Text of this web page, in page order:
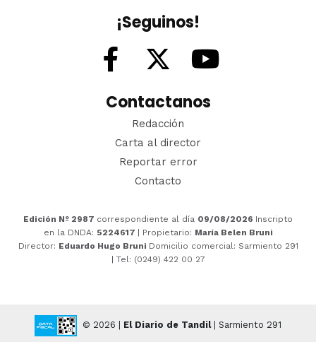
¡Seguinos!
Contactanos
Redacción
Carta al director
Reportar error
Contacto
Edición Nº 2987 correspondiente al día 09/08/2026 Inscripto
en la DNDA: 5224617 | Propietario: María Belen Bruni
Director: Eduardo Hugo Bruni Domicilio comercial: Sarmiento 291
| Tel: (0249) 422 00 27
© 2026 | El Diario de Tandil| Sarmiento 291